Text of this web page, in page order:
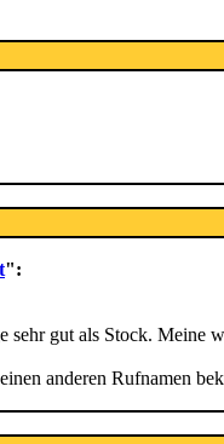
":
sehr gut als Stock. Meine
anderen Rufnamen